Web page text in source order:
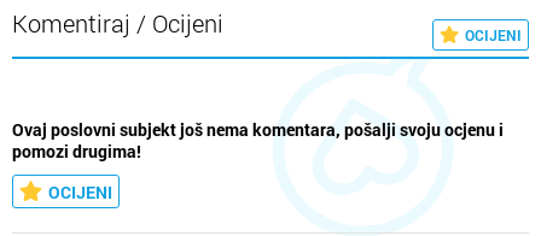
Komentiraj / Ocijeni OCIJENI
Ovaj poslovni subjekt još nema komentara, pošalji svoju ocjenu i
pomozi drugima!
OCIJENI